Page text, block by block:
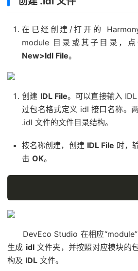
在已经创建/打开的
module 目录或其子目录，
New>Idl File。
创建 IDL File。可以直接输入
过包名格式定义 idl 接口名称。
.idl 文件的文件目录结构。
按名称创建，创建 IDL File 时，
击 OK。
DevEco Studio 在相应
生成 idl文件夹，并按照对应模块的
构及 IDL 文件。